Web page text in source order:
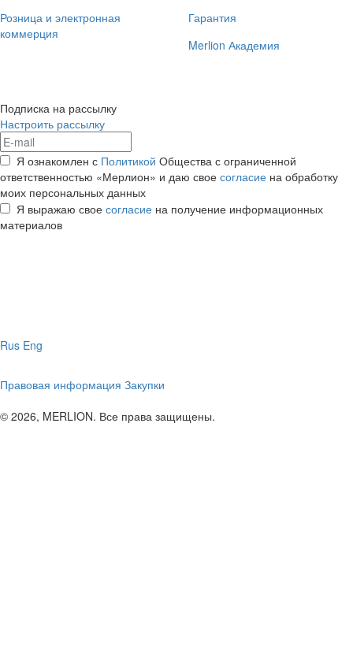
Розница и электронная
коммерция
Гарантия
Merlion Академия
Подписка на рассылку
Настроить рассылку
Я ознакомлен с Политикой Общества с ограниченной
ответственностью «Мерлион» и даю свое согласие на обработку
моих персональных данных
Я выражаю свое согласие на получение информационных
материалов
Rus Eng
Правовая информация Закупки
© 2026, MERLION. Все права защищены.